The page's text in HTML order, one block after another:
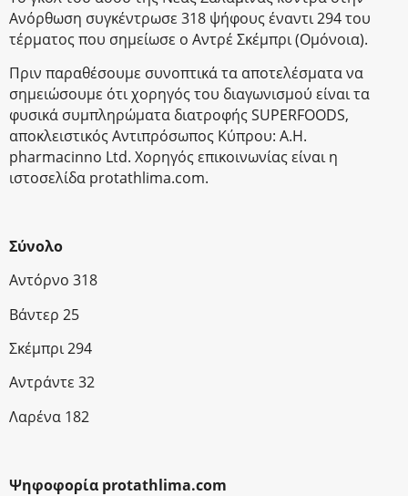
Ανόρθωση συγκέντρωσε 318 ψήφους έναντι 294 του
τέρματος που σημείωσε ο Αντρέ Σκέμπρι (Ομόνοια).
Πριν παραθέσουμε συνοπτικά τα αποτελέσματα να
σημειώσουμε ότι χορηγός του διαγωνισμού είναι τα
φυσικά συμπληρώματα διατροφής SUPERFOODS,
αποκλειστικός Αντιπρόσωπος Κύπρου: A.H.
pharmacinno Ltd. Χορηγός επικοινωνίας είναι η
ιστοσελίδα protathlima.com.
Σύνολο
Αντόρνο 318
Βάντερ 25
Σκέμπρι 294
Αντράντε 32
Λαρένα 182
Ψηφοφορία protathlima.com